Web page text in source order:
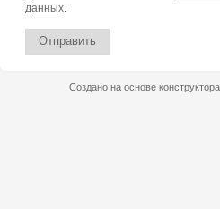
данных
Отправить
Создано на основе